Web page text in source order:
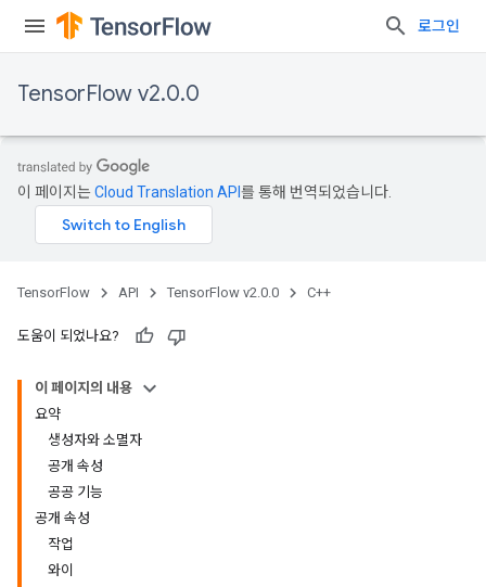
로그인
TensorFlow v2.0.0
이 페이지는Cloud Translation API 를 통해 번역되었습니다.
TensorFlow API TensorFlow v2.0.0 C++
도움이 되었나요?
이 페이지의 내용
요약
생성자와 소멸자
공개 속성
공공 기능
공개 속성
작업
와이